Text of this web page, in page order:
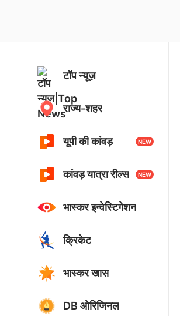
टॉप न्यूज़
राज्य-शहर
यूपी की कांवड़ NEW
कांवड़ यात्रा रील्स NEW
भास्कर इन्वेस्टिगेशन
क्रिकेट
भास्कर खास
DB ओरिजिनल